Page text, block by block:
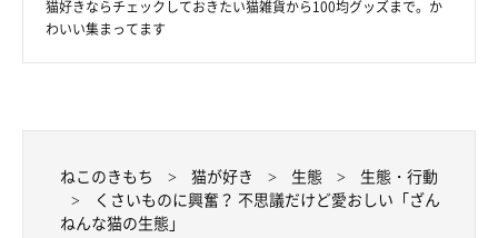
猫好きならチェックしておきたい猫雑貨から100均グッズまで。か
わいい集まってます
ねこのきもち 猫が好き 生態
生態・行動
くさいものに興奮？ 不思議だけど愛おしい「ざん
ねんな猫の生態」